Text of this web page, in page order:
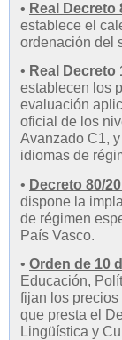
• Real Decreto
establece el
ordenación del
• Real Decreto
establecen los
evaluación
oficial de los
Avanzado C1,
idiomas de
• Decreto 80/
dispone la
de régimen
País Vasco.
• Orden de 10
Educación,
fijan los
que presta el
Lingüística y